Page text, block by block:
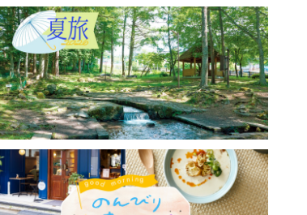
温泉・スパ その他施設 ごはん